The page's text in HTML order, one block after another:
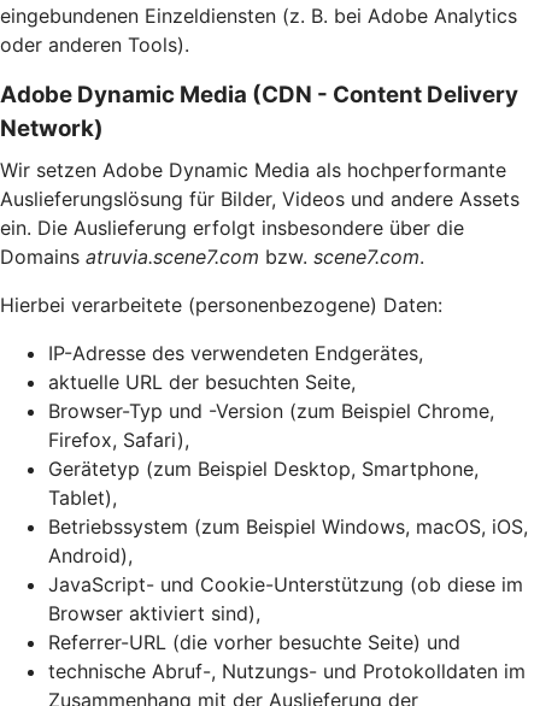
eingebundenen Einzeldiensten (z. B. bei Adobe Analytics
oder anderen Tools).
Adobe Dynamic Media (CDN - Content Delivery
Network)
Wir setzen Adobe Dynamic Media als hochperformante
Auslieferungslösung für Bilder, Videos und andere Assets
ein. Die Auslieferung erfolgt insbesondere über die
Domains atruvia.scene7.com bzw. scene7.com.
Hierbei verarbeitete (personenbezogene) Daten:
IP-Adresse des verwendeten Endgerätes,
aktuelle URL der besuchten Seite,
Browser-Typ und -Version (zum Beispiel Chrome,
Firefox, Safari),
Gerätetyp (zum Beispiel Desktop, Smartphone,
Tablet),
Betriebssystem (zum Beispiel Windows, macOS, iOS,
Android),
JavaScript- und Cookie-Unterstützung (ob diese im
Browser aktiviert sind),
Referrer-URL (die vorher besuchte Seite) und
technische Abruf-, Nutzungs- und Protokolldaten im
Zusammenhang mit der Auslieferung der